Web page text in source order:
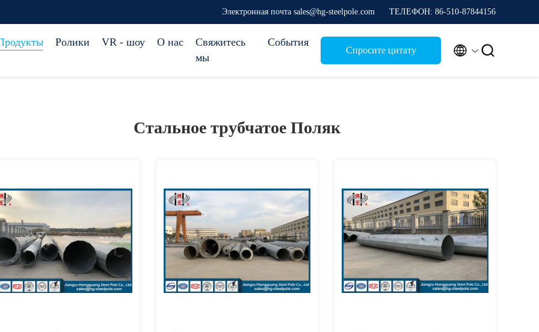
Электронная почта sales@hg-steelpole.com ТЕЛЕФОН: 86-510-87844156
Ролики VR - шоу О нас
Свяжитесь
мы
События
Спросите цитату  
Стальное трубчатое Поляк